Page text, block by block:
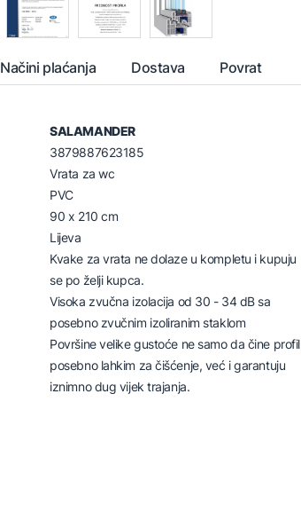
Načini plaćanja Dostava Povrat
SALAMANDER
3879887623185
Vrata za wc
PVC
90 x 210 cm
Lijeva
Kvake za vrata ne dolaze u kompletu i kupuju
se po želji kupca.
Visoka zvučna izolacija od 30 - 34 dB sa
posebno zvučnim izoliranim staklom
Površine velike gustoće ne samo da čine profil
posebno lahkim za čišćenje, već i garantuju
iznimno dug vijek trajanja.